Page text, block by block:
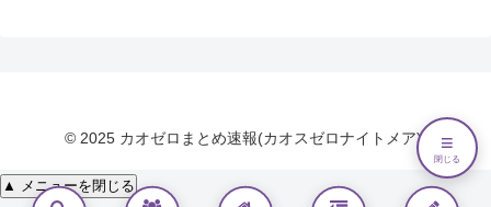
© 2025 カオゼロまとめ速報(カオスゼロナイトメア).
▲ メニューを閉じる
≡
閉じる